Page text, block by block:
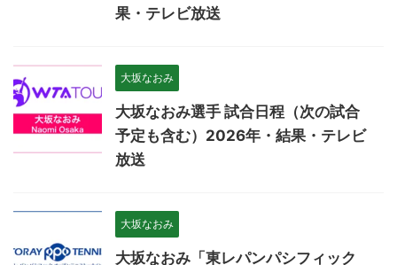
果・テレビ放送
大坂なおみ
大坂なおみ選手 試合日程（次の試合
予定も含む）2026年・結果・テレビ
放送
大坂なおみ
大坂なおみ「東レパンパシフィック